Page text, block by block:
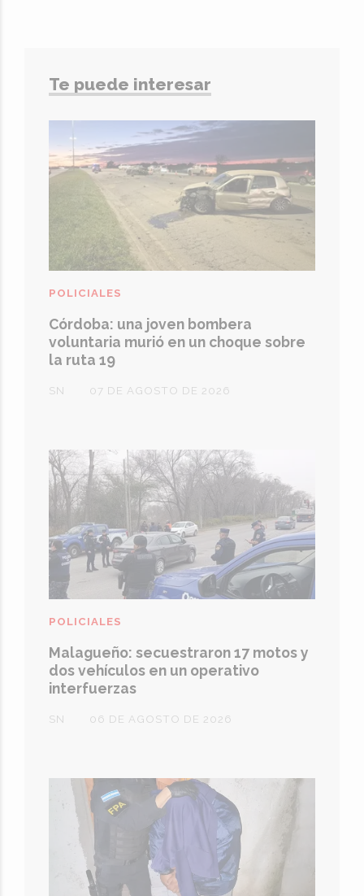
Te puede interesar
Córdoba: una joven bombera
voluntaria murió en un choque sobre
la ruta 19
SN
POLICIALES
07 DE AGOSTO DE 2026
Malagueño: secuestraron 17 motos y
dos vehículos en un operativo
interfuerzas
SN
POLICIALES
06 DE AGOSTO DE 2026